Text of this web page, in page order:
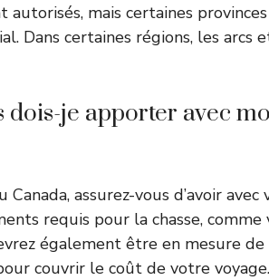
mais certaines
Dans certaines régions, les
dois-je apporter avec
Canada, assurez-vous d’avoir
requis pour la chasse,
également être en mesure
couvrir le coût de votre